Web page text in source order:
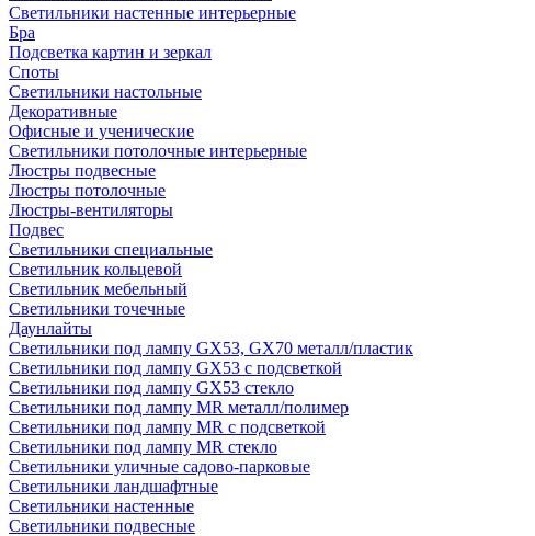
Светильники настенные интерьерные
Бра
Подсветка картин и зеркал
Споты
Светильники настольные
Декоративные
Офисные и ученические
Светильники потолочные интерьерные
Люстры подвесные
Люстры потолочные
Люстры-вентиляторы
Подвес
Светильники специальные
Светильник кольцевой
Светильник мебельный
Светильники точечные
Даунлайты
Светильники под лампу GX53, GX70 металл/пластик
Светильники под лампу GX53 с подсветкой
Светильники под лампу GX53 стекло
Светильники под лампу MR металл/полимер
Светильники под лампу MR с подсветкой
Светильники под лампу MR стекло
Светильники уличные садово-парковые
Светильники ландшафтные
Светильники настенные
Светильники подвесные